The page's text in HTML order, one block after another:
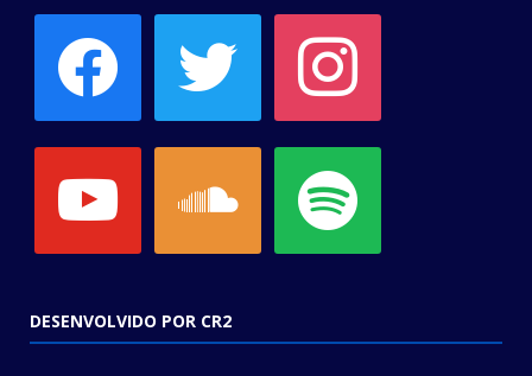
DESENVOLVIDO POR CR2